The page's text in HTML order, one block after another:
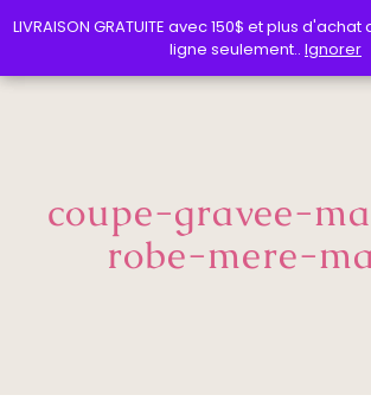
coupe-gravee-
robe-mere-
LIVRAISON GRATUITE avec 150$ et plus
ligne seulement.. Ignorer
LIVRAISON GRATUITE avec 150$ et plus
ligne seulement.. Ignorer